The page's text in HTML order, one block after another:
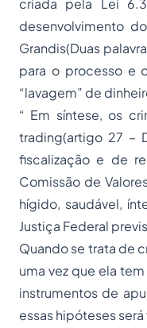
criada pela Lei
desenvolvimento
Grandis(Duas
para o processo e
“lavagem” de
“ Em síntese, os
trading(artigo 27 –
fiscalização e de
Comissão de
hígido, saudável,
Justiça Federal
Quando se trata de
uma vez que ela
instrumentos de
essas hipóteses